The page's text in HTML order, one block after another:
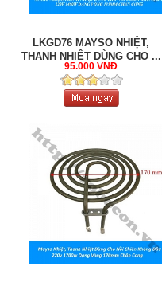
LKGD76 MAYSO NHIỆT,
THANH NHIỆT DÙNG CHO ...
95.000 VNĐ